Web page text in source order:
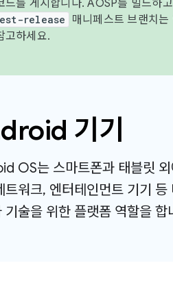
드를 게시합니다. AOSP를 빌드하
release
매니페스트 브랜치
고하세요.
기기
OS는 스마트폰과 태블릿 외
트워크, 엔터테인먼트 기기 등
기술을 위한 플랫폼 역할을 합